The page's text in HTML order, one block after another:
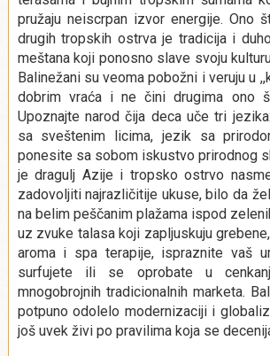
pružaju neiscrpan izvor energije. Ono
drugih tropskih ostrva je tradicija i
meštana koji ponosno slave svoju
Balinežani su veoma pobožni i veruju u
dobrim vraća i ne čini drugima ono
Upoznajte narod čija deca uče tri
sa sveštenim licima, jezik sa
ponesite sa sobom iskustvo prirodnog
je dragulj Azije i tropsko ostrvo
zadovoljiti najrazličitije ukuse, bilo da
na belim peščanim plažama ispod
uz zvuke talasa koji zapljuskuju
aroma i spa terapije, ispraznite vaš
surfujete ili se oprobate u
mnogobrojnih tradicionalnih marketa.
potpuno odolelo modernizaciji i
još uvek živi po pravilima koja se